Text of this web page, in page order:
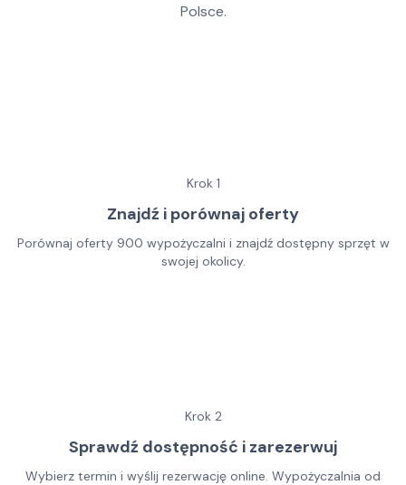
Polsce.
Krok 1
Znajdź i porównaj oferty
Porównaj oferty 900 wypożyczalni i znajdź dostępny sprzęt w
swojej okolicy.
Krok 2
Sprawdź dostępność i zarezerwuj
Wybierz termin i wyślij rezerwację online. Wypożyczalnia od